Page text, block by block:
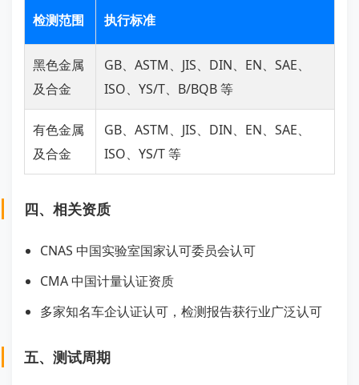
检测范围 执行标准
黑色金属
及合金
GB、ASTM、JIS、DIN、EN、SAE、
ISO、YS/T、B/BQB 等
有色金属
及合金
GB、ASTM、JIS、DIN、EN、SAE、
ISO、YS/T 等
四、相关资质
CNAS 中国实验室国家认可委员会认可
CMA 中国计量认证资质
多家知名车企认证认可，检测报告获行业广泛认可
五、测试周期